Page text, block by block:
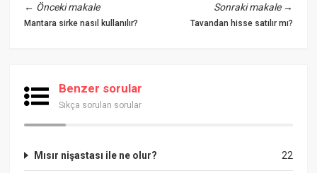
← Önceki makale
Mantara sirke nasıl kullanılır?
Sonraki makale→
Tavandan hisse satılır mı?
Benzer sorular
Sıkça sorulan sorular
22
Mısır nişastası ile ne olur?